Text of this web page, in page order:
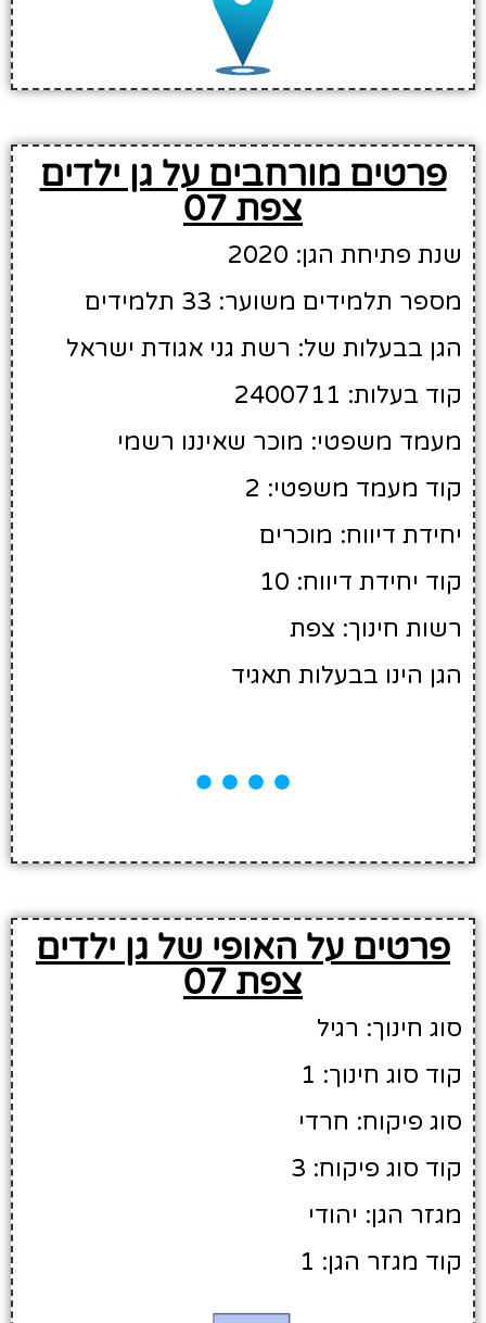
פרטים מורחבים על גן ילדים
צפת 07
שנת פתיחת הגן: 2020
מספר תלמידים משוער: 33 תלמידים
הגן בבעלות של: רשת גני אגודת ישראל
קוד בעלות: 2400711
מעמד משפטי: מוכר שאיננו רשמי
קוד מעמד משפטי: 2
יחידת דיווח: מוכרים
קוד יחידת דיווח: 10
רשות חינוך: צפת
הגן הינו בבעלות תאגיד
פרטים על האופי של גן ילדים
צפת 07
סוג חינוך: רגיל
קוד סוג חינוך: 1
סוג פיקוח: חרדי
קוד סוג פיקוח: 3
מגזר הגן: יהודי
קוד מגזר הגן: 1